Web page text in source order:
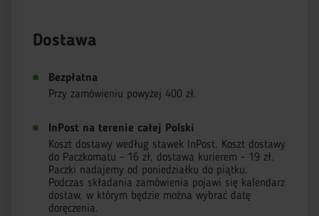
Dostawa
Bezpłatna
Przy zamówieniu powyżej 400 zł.
InPost na terenie całej Polski
Koszt dostawy według stawek InPost. Koszt dostawy
do Paczkomatu - 16 zł, dostawa kurierem - 19 zł.
Paczki nadajemy od poniedziałku do piątku.
Podczas składania zamówienia pojawi się kalendarz
dostaw, w którym będzie można wybrać datę
doręczenia.